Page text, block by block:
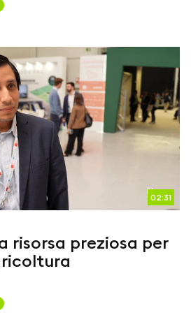
02:31
risorsa preziosa per